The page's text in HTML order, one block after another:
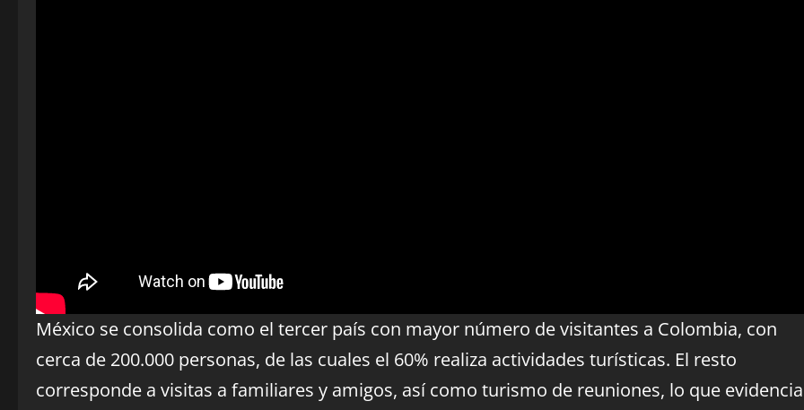
México se consolida como el tercer país con mayor número de visitantes a Colombia, con
cerca de 200.000 personas, de las cuales el 60% realiza actividades turísticas. El resto
corresponde a visitas a familiares y amigos, así como turismo de reuniones, lo que evidencia